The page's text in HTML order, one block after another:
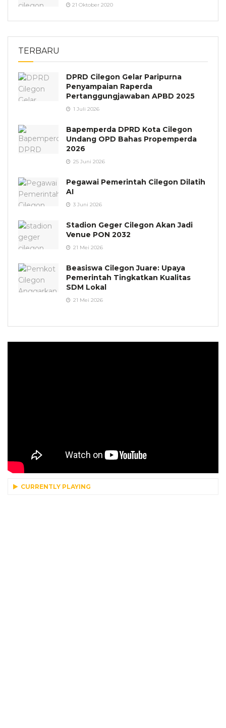
21 Oktober 2020
TERBARU
DPRD Cilegon Gelar Paripurna
Penyampaian Raperda
Pertanggungjawaban APBD 2025
1 Juli 2026
Bapemperda DPRD Kota Cilegon
Undang OPD Bahas Propemperda
2026
25 Juni 2026
Pegawai Pemerintah Cilegon Dilatih
AI
3 Juni 2026
Stadion Geger Cilegon Akan Jadi
Venue PON 2032
21 Mei 2026
Beasiswa Cilegon Juare: Upaya
Pemerintah Tingkatkan Kualitas
SDM Lokal
21 Mei 2026
CURRENTLY PLAYING